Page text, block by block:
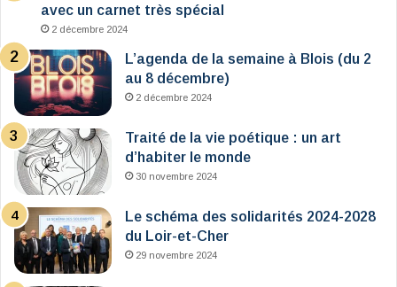
avec un carnet très spécial
2 décembre 2024
L’agenda de la semaine à Blois (du 2
au 8 décembre)
2 décembre 2024
Traité de la vie poétique : un art
d’habiter le monde
30 novembre 2024
Le schéma des solidarités 2024-2028
du Loir-et-Cher
29 novembre 2024